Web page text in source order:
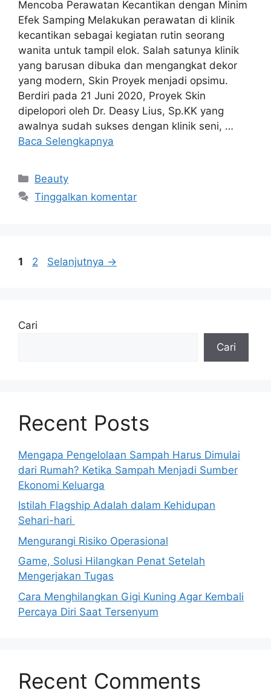
Mencoba Perawatan Kecantikan dengan Minim
Efek Samping Melakukan perawatan di klinik
kecantikan sebagai kegiatan rutin seorang
wanita untuk tampil elok. Salah satunya klinik
yang barusan dibuka dan mengangkat dekor
yang modern, Skin Proyek menjadi opsimu.
Berdiri pada 21 Juni 2020, Proyek Skin
dipelopori oleh Dr. Deasy Lius, Sp.KK yang
awalnya sudah sukses dengan klinik seni, …
Baca Selengkapnya
Kategori
Beauty
Tinggalkan komentar
Halaman
1 Halaman
2 Selanjutnya →
Cari
Cari
Recent Posts
Mengapa Pengelolaan Sampah Harus Dimulai
dari Rumah? Ketika Sampah Menjadi Sumber
Ekonomi Keluarga
Istilah Flagship Adalah dalam Kehidupan
Sehari-hari
Mengurangi Risiko Operasional
Game, Solusi Hilangkan Penat Setelah
Mengerjakan Tugas
Cara Menghilangkan Gigi Kuning Agar Kembali
Percaya Diri Saat Tersenyum
Recent Comments